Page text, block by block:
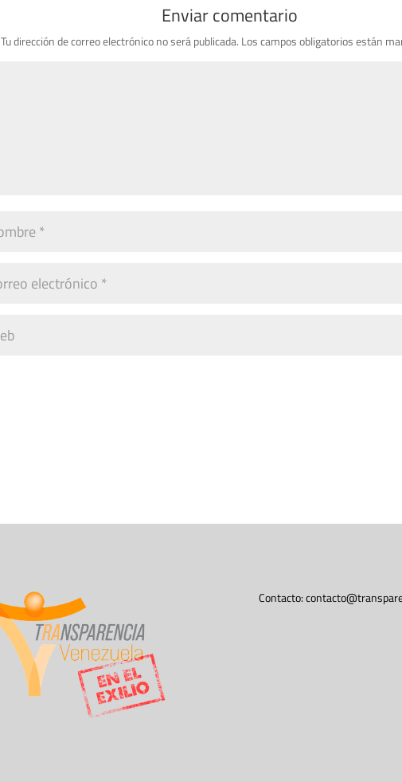
Enviar comentario
Tu dirección de correo electrónico no será publicada. Los campos obligatorios están
Contacto: